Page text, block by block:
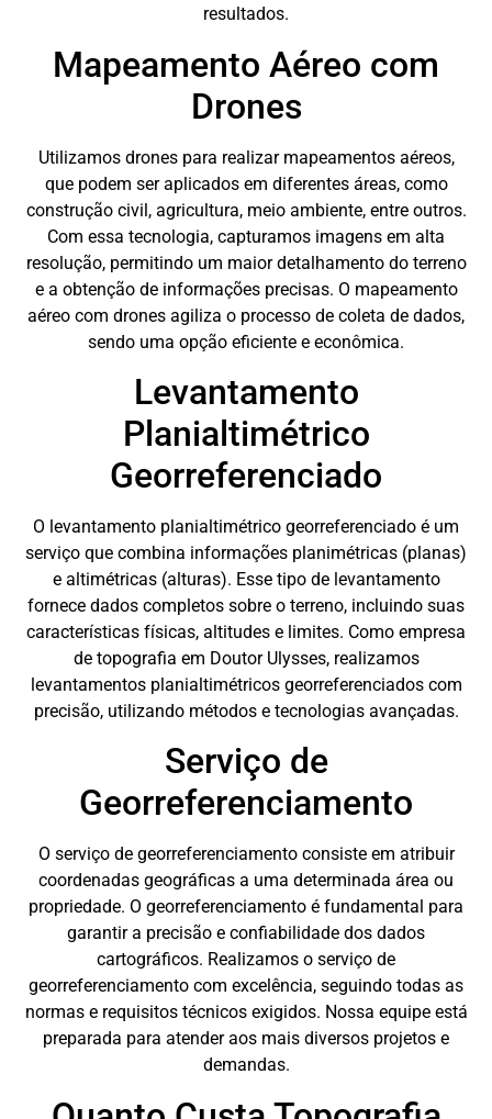
resultados.
Mapeamento Aéreo com
Drones
Utilizamos drones para realizar mapeamentos aéreos,
que podem ser aplicados em diferentes áreas, como
construção civil, agricultura, meio ambiente, entre outros.
Com essa tecnologia, capturamos imagens em alta
resolução, permitindo um maior detalhamento do terreno
e a obtenção de informações precisas. O mapeamento
aéreo com drones agiliza o processo de coleta de dados,
sendo uma opção eficiente e econômica.
Levantamento
Planialtimétrico
Georreferenciado
O levantamento planialtimétrico georreferenciado é um
serviço que combina informações planimétricas (planas)
e altimétricas (alturas). Esse tipo de levantamento
fornece dados completos sobre o terreno, incluindo suas
características físicas, altitudes e limites. Como empresa
de topografia em Doutor Ulysses, realizamos
levantamentos planialtimétricos georreferenciados com
precisão, utilizando métodos e tecnologias avançadas.
Serviço de
Georreferenciamento
O serviço de georreferenciamento consiste em atribuir
coordenadas geográficas a uma determinada área ou
propriedade. O georreferenciamento é fundamental para
garantir a precisão e confiabilidade dos dados
cartográficos. Realizamos o serviço de
georreferenciamento com excelência, seguindo todas as
normas e requisitos técnicos exigidos. Nossa equipe está
preparada para atender aos mais diversos projetos e
demandas.